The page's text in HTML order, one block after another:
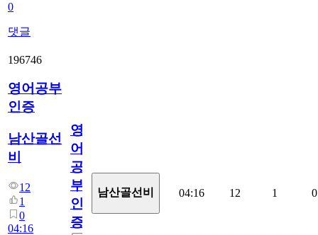
0
댓글
196746
영어공부
인증
남산골선
비
12
1
0
04:16
영
어
공
부
인
증
남산골선비 04:16 12 1 0